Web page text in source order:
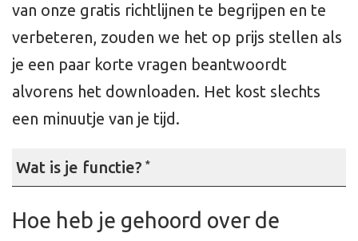
van onze gratis richtlijnen te begrijpen en te
verbeteren, zouden we het op prijs stellen als
je een paar korte vragen beantwoordt
alvorens het downloaden. Het kost slechts
een minuutje van je tijd.
Wat is je functie? *
Hoe heb je gehoord over de